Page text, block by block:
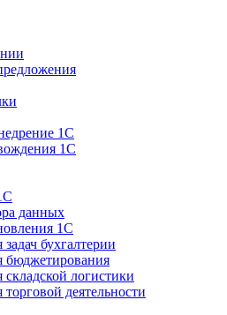
1С
1С
данных
1С
бухгалтерии
бюджетирования
логистики
деятельности